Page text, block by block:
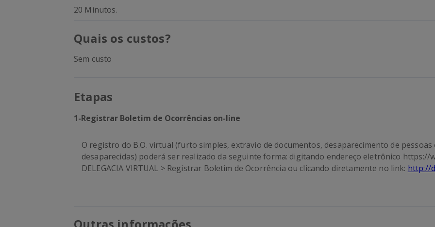
20 Minutos.
Quais os custos?
Sem custo
Etapas
1-Registrar Boletim de Ocorrências on-line
O registro do B.O. virtual (furto simples, extravio de documentos, desaparecimento de pessoas
desaparecidas) poderá ser realizado da seguinte forma: digitando endereço eletrônico https://
DELEGACIA VIRTUAL > Registrar Boletim de Ocorrência ou clicando diretamente no link: http://